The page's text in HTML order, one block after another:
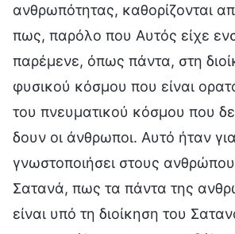
ανθρωπότητας, καθορίζονται
πως, παρόλο που Αυτός είχε
παρέμενε, όπως πάντα, στη
φυσικού κόσμου που είναι
του πνευματικού κόσμου που
δουν οι άνθρωποι. Αυτό ήταν
γνωστοποιήσει στους
Σατανά, πως τα πάντα της
είναι υπό τη διοίκηση του